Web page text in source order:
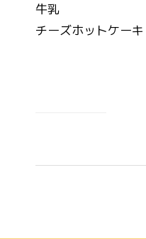
牛乳
チーズホットケーキ